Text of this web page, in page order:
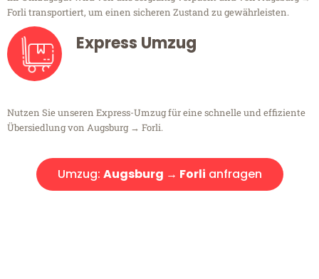
Forli transportiert, um einen sicheren Zustand zu gewährleisten.
Express Umzug
Nutzen Sie unseren Express-Umzug für eine schnelle und effiziente
Übersiedlung von Augsburg → Forli.
Umzug: Augsburg → Forli anfragen